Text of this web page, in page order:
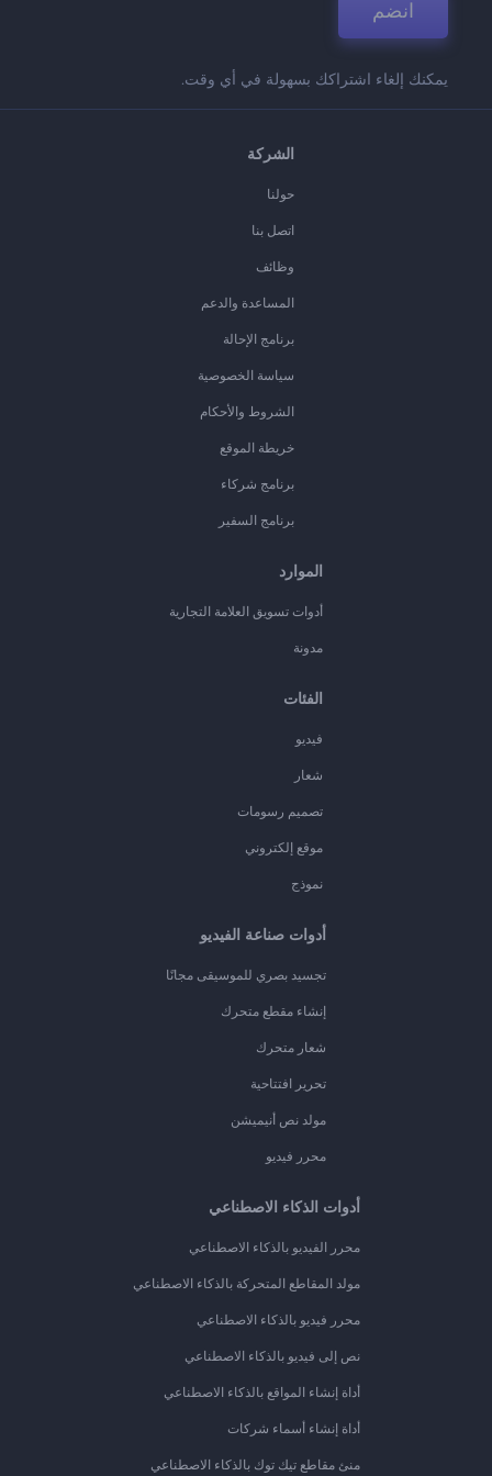
انضم
يمكنك إلغاء اشتراكك بسهولة في أي وقت.
الشركة
حولنا
اتصل بنا
وظائف
المساعدة والدعم
برنامج الإحالة
سياسة الخصوصية
الشروط والأحكام
خريطة الموقع
برنامج شركاء
برنامج السفير
الموارد
أدوات تسويق العلامة التجارية
مدونة
الفئات
فيديو
شعار
تصميم رسومات
موقع إلكتروني
نموذج
أدوات صناعة الفيديو
تجسيد بصري للموسيقى مجانًا
إنشاء مقطع متحرك
شعار متحرك
تحرير افتتاحية
مولد نص أنيميشن
محرر فيديو
أدوات الذكاء الاصطناعي
محرر الفيديو بالذكاء الاصطناعي
مولد المقاطع المتحركة بالذكاء الاصطناعي
محرر فيديو بالذكاء الاصطناعي
نص إلى فيديو بالذكاء الاصطناعي
أداة إنشاء المواقع بالذكاء الاصطناعي
أداة إنشاء أسماء شركات
منئ مقاطع تيك توك بالذكاء الاصطناعي